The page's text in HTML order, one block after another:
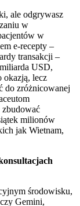
ale odgrywasz
w
w
e-recepty –
transakcji –
USD,
okazją, lecz
do zróżnicowanej
zbudować
milionów
jak Wietnam,
środowisku,
Gemini,